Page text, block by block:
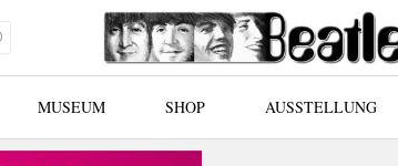
MUSEUM SHOP AUSSTELLUNG